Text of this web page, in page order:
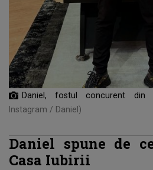
Daniel, fostul concurent din
Instagram / Daniel)
Daniel spune de
Casa Iubirii